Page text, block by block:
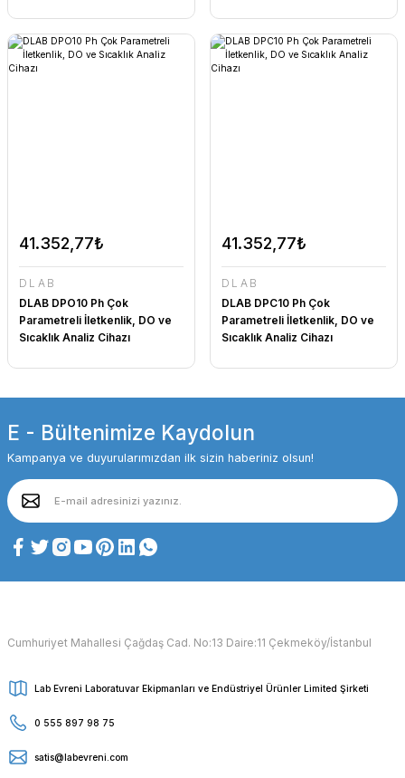
41.352,77₺
DLAB
DLAB DPO10 Ph Çok
Parametreli İletkenlik, DO ve
Sıcaklık Analiz Cihazı
41.352,77₺
DLAB
DLAB DPC10 Ph Çok
Parametreli İletkenlik, DO ve
Sıcaklık Analiz Cihazı
E - Bültenimize Kaydolun
Kampanya ve duyurularımızdan ilk sizin haberiniz olsun!
Cumhuriyet Mahallesi Çağdaş Cad. No:13 Daire:11 Çekmeköy/İstanbul
Lab Evreni Laboratuvar Ekipmanları ve Endüstriyel Ürünler Limited Şirketi
0 555 897 98 75
satis@labevreni.com